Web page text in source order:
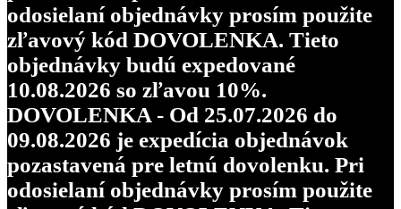
odosielaní objednávky prosím použite
zľavový kód DOVOLENKA. Tieto
objednávky budú expedované
10.08.2026 so zľavou 10%.
DOVOLENKA - Od 25.07.2026 do
09.08.2026 je expedícia objednávok
pozastavená pre letnú dovolenku. Pri
odosielaní objednávky prosím použite